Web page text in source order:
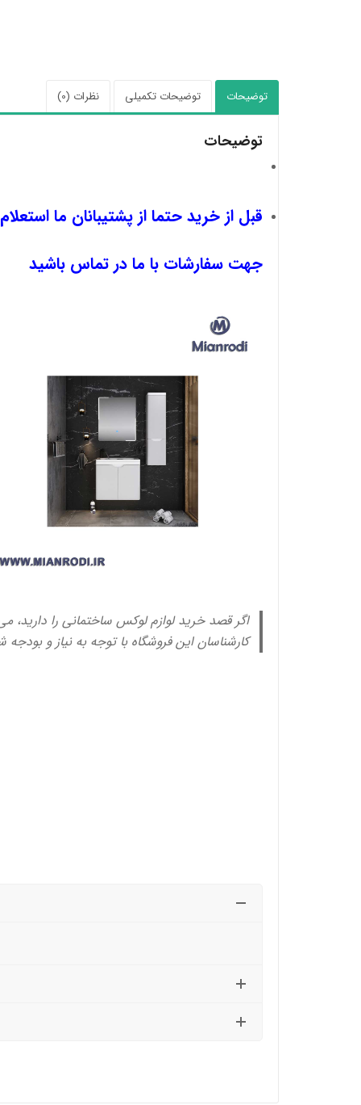
توضیحات توضیحات تکمیلی نظرات (0)
توضیحات
قبل از خرید حتما از پشتیبانان ما
جهت سفارشات با ما در تماس باشید
اگر قصد خرید لوازم لوکس ساختمانی را دارید،
کارشناسان این فروشگاه با توجه به نیاز و